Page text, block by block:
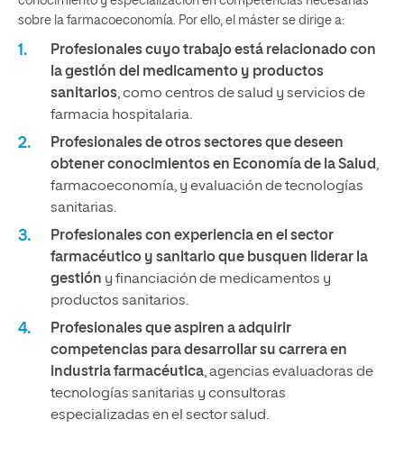
sobre la farmacoeconomía. Por ello, el máster se dirige a:
Profesionales cuyo trabajo está relacionado con
la gestión del medicamento y productos
sanitarios, como centros de salud y servicios de
farmacia hospitalaria.
Profesionales de otros sectores que deseen
obtener conocimientos en Economía de la Salud,
farmacoeconomía, y evaluación de tecnologías
sanitarias.
Profesionales con experiencia en el sector
farmacéutico y sanitario que busquen liderar la
gestión y financiación de medicamentos y
productos sanitarios.
Profesionales que aspiren a adquirir
competencias para desarrollar su carrera en
industria farmacéutica, agencias evaluadoras de
tecnologías sanitarias y consultoras
especializadas en el sector salud.